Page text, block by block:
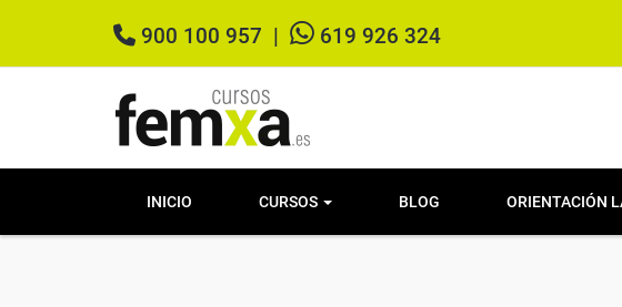
900 100 957 619 926 324
INICIO CURSOS BLOG ORIENTACIÓN